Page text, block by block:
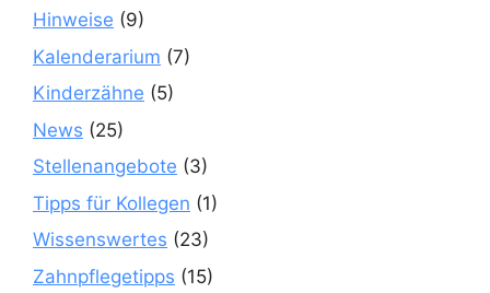
Hinweise (9)
Kalenderarium (7)
Kinderzähne (5)
News (25)
Stellenangebote (3)
Tipps für Kollegen (1)
Wissenswertes (23)
Zahnpflegetipps (15)